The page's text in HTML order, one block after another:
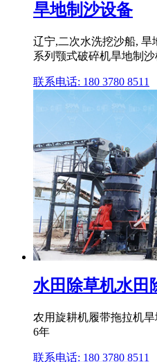
旱地制沙设备
辽宁,二次水洗挖沙船, 旱
系列颚式破碎机旱地制
联系电话: 180 3780 8511
水田除草机水田
农用旋耕机履带拖拉机
6年
联系电话: 180 3780 8511